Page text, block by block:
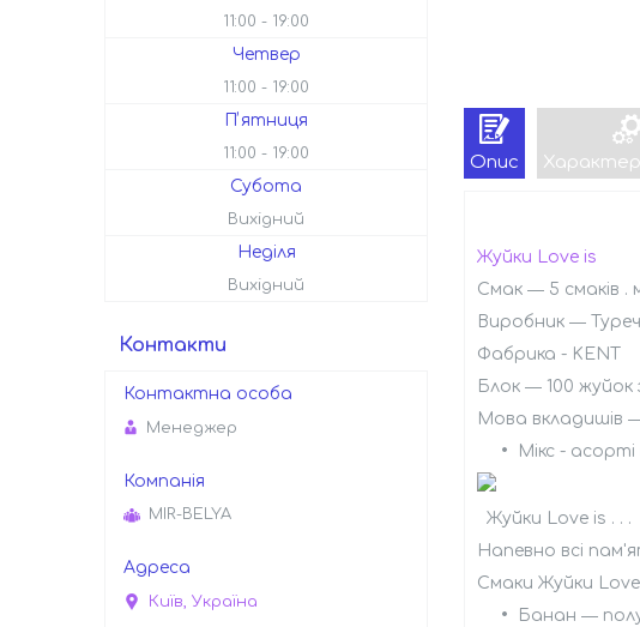
Опис
Жуйки Love is
Смак ― 5 смаків .
Виробник ―
Фабрика - KENT
Блок ― 100
Мова вкладишів
Мікс -
Жуйки Love is . . .
Напевно всі
Смаки Жуйки Love
Банан ―
11:00 19:00
Четвер
11:00 19:00
Пʼятниця
11:00 19:00
Субота
Вихідний
Неділя
Вихідний
Контакти
Менеджер
MIR-BELYA
Київ, Україна